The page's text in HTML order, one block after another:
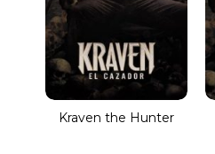
Kraven the Hunter